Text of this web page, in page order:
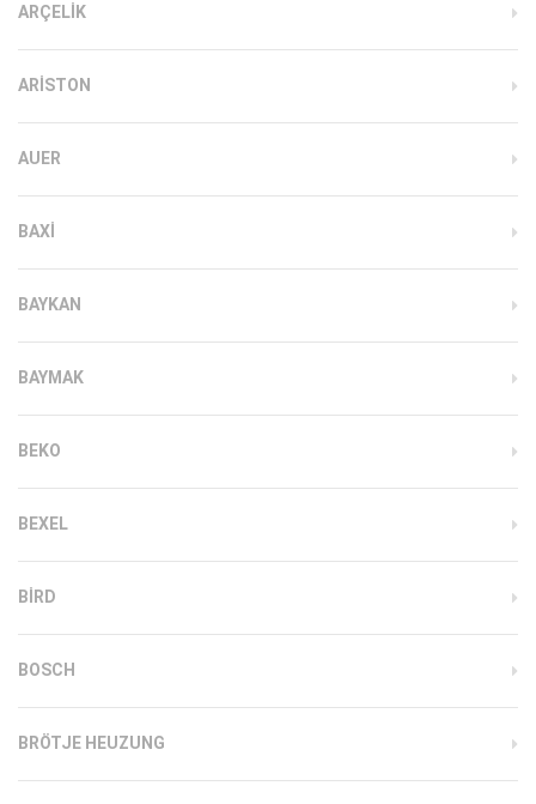
ARÇELIK
ARISTON
AUER
BAXI
BAYKAN
BAYMAK
BEKO
BEXEL
BIRD
BOSCH
BRÖTJE HEUZUNG